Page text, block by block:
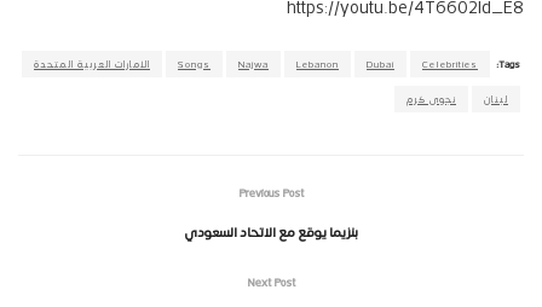
Tags:
Celebrities
Dubai
Lebanon
Najwa
Songs الامارات العربية المتحدة
لبنان نجوى كرم
Previous Post
بنزيما يوقع مع الاتحاد السعودي
Next Post